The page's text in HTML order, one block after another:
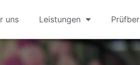
uns Leistungen